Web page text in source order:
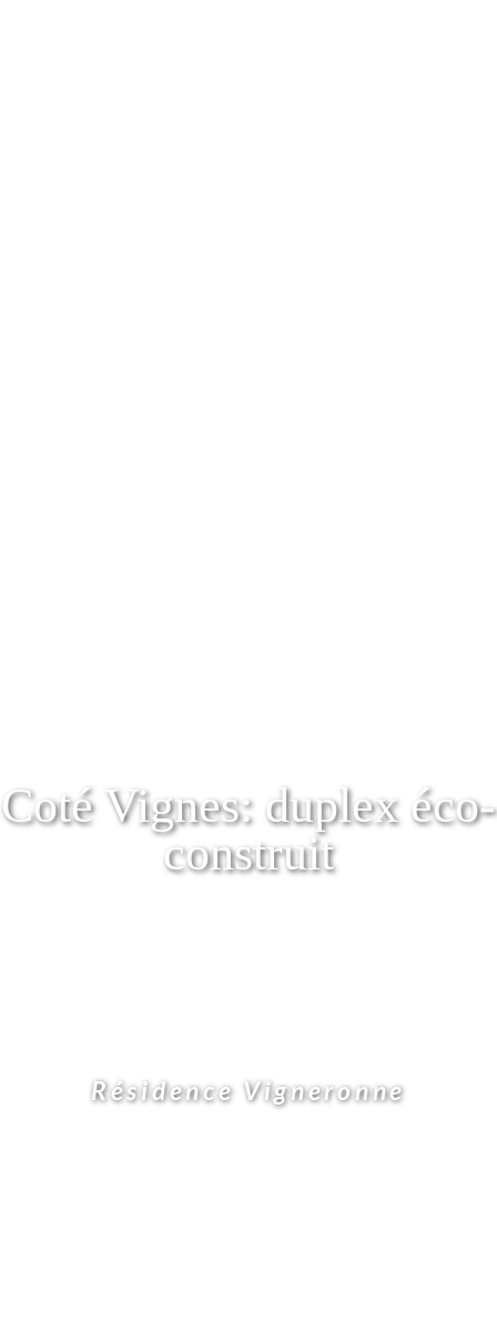
Coté Vignes: duplex éco-
construit
Résidence Vigneronne